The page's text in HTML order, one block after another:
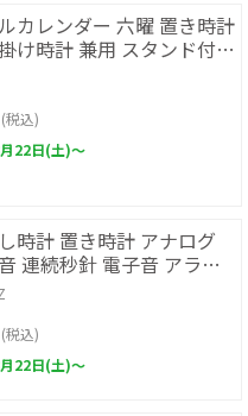
カレンダー 六曜 置き時計
け時計 兼用 スタンド付き
すい シンプル 大画面 木
ル 縦約11.0×横約
密
(税込)
22日(土)～
時計 置き時計 アナログ
連続秒針 電子音 アラー
イト シルバー 縦約
ノア精密
(税込)
22日(土)～